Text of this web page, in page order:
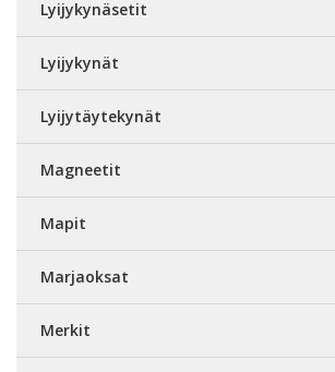
Lyijykynäsetit
Lyijykynät
Lyijytäytekynät
Magneetit
Mapit
Marjaoksat
Merkit